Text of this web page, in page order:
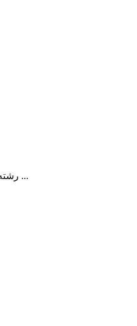
رشته: |طراحی و نقاشی|عکاسی|انیمی ...